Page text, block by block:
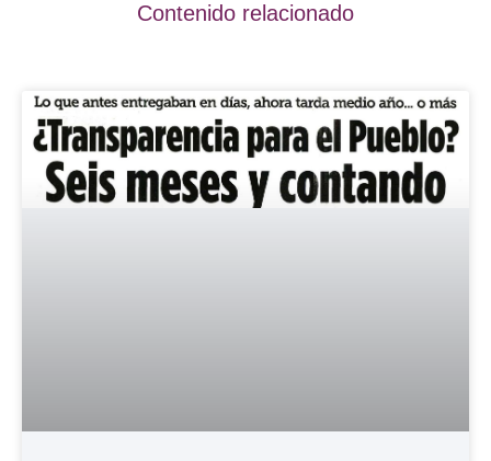
Contenido relacionado